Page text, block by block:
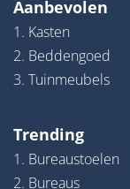
Aanbevolen
1. Kasten
2. Beddengoed
3. Tuinmeubels
Trending
1. Bureaustoelen
2. Bureaus